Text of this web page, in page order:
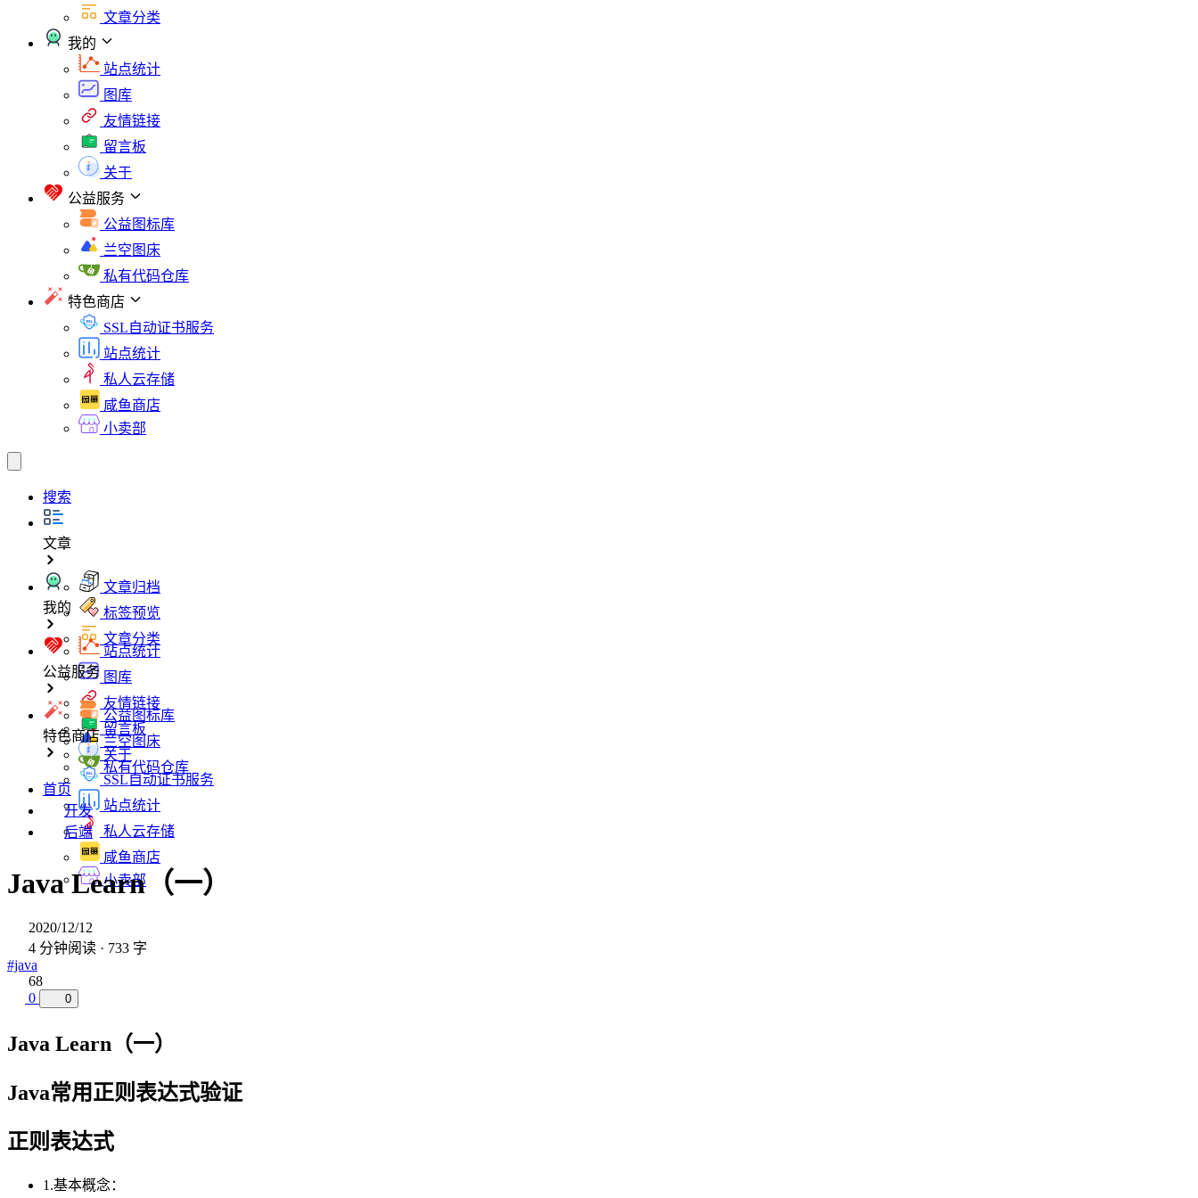
文章分类
我的
站点统计
图库
友情链接
留言板
关于
公益服务
公益图标库
兰空图床
私有代码仓库
特色商店
SSL自动证书服务
站点统计
私人云存储
咸鱼商店
小卖部
搜索
文章
文章归档
标签预览
文章分类
我的
站点统计
图库
友情链接
留言板
关于
公益服务
公益图标库
兰空图床
私有代码仓库
特色商店
SSL自动证书服务
站点统计
私人云存储
咸鱼商店
小卖部
首页
开发
后端
Java Learn（一）
2020/12/12
4 分钟阅读 · 733 字
#java
68
0
0
Java Learn（一）
Java常用正则表达式验证
正则表达式
1.基本概念：